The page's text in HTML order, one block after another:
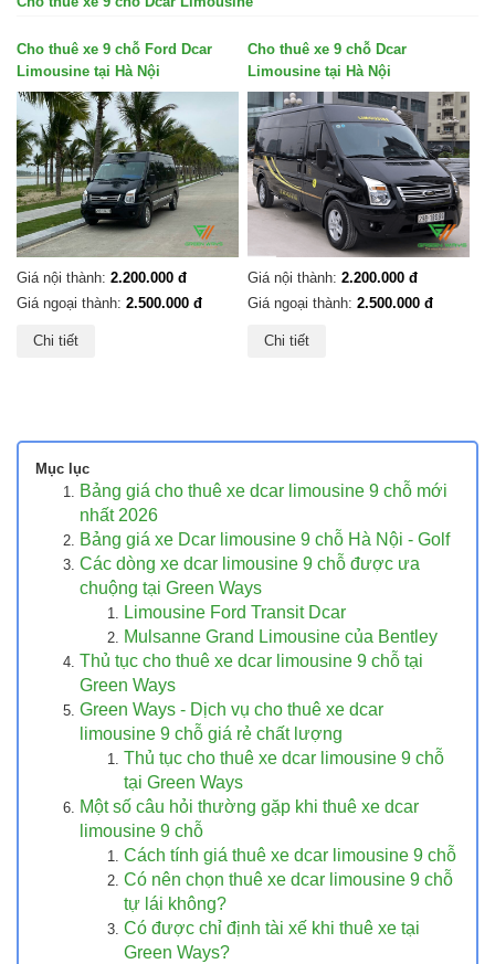
Cho thuê xe 9 chỗ Ford Dcar
Limousine tại Hà Nội
Giá nội thành: 2.200.000 đ
Giá ngoại thành: 2.500.000 đ
Chi tiết
Cho thuê xe 9 chỗ Dcar
Limousine tại Hà Nội
Giá nội thành: 2.200.000 đ
Giá ngoại thành: 2.500.000 đ
Chi tiết
Mục lục
Bảng giá cho thuê xe dcar limousine 9 chỗ mới
nhất 2026
Bảng giá xe Dcar limousine 9 chỗ Hà Nội - Golf
Các dòng xe dcar limousine 9 chỗ được ưa
chuộng tại Green Ways
Limousine Ford Transit Dcar
Mulsanne Grand Limousine của Bentley
Thủ tục cho thuê xe dcar limousine 9 chỗ tại
Green Ways
Green Ways - Dịch vụ cho thuê xe dcar
limousine 9 chỗ giá rẻ chất lượng
Thủ tục cho thuê xe dcar limousine 9 chỗ
tại Green Ways
Một số câu hỏi thường gặp khi thuê xe dcar
limousine 9 chỗ
Cách tính giá thuê xe dcar limousine 9 chỗ
Có nên chọn thuê xe dcar limousine 9 chỗ
tự lái không?
Có được chỉ định tài xế khi thuê xe tại
Green Ways?